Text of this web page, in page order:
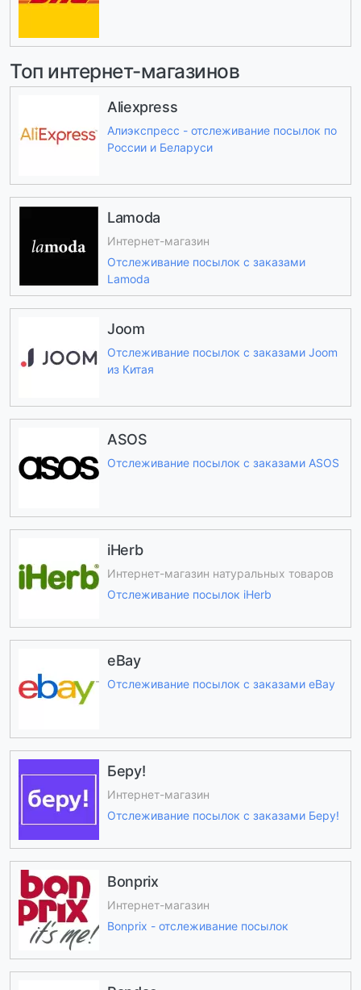
Топ интернет-магазинов
Aliexpress
Алиэкспресс - отслеживание посылок по
России и Беларуси
Lamoda
Интернет-магазин
Отслеживание посылок с заказами
Lamoda
Joom
Отслеживание посылок с заказами Joom
из Китая
ASOS
Отслеживание посылок с заказами ASOS
iHerb
Интернет-магазин натуральных товаров
Отслеживание посылок iHerb
eBay
Отслеживание посылок с заказами eBay
Беру!
Интернет-магазин
Отслеживание посылок с заказами Беру!
Bonprix
Интернет-магазин
Bonprix - отслеживание посылок